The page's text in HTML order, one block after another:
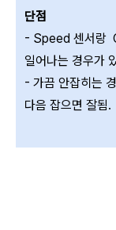
단점
- Speed 센서랑
일어나는 경우가
- 가끔 안잡히는
다음 잡으면 잘됨.